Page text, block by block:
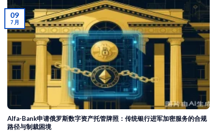
Alfa-Bank申请俄罗斯数字资产托管牌照：传统银行进军加密服务的合规
路径与制裁困境
09
7 月